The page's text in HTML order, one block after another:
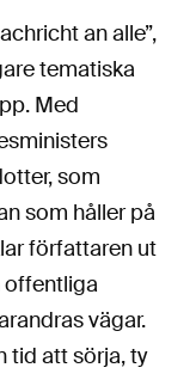
an alle”,
tematiska
Med
som
som håller på
författaren ut
offentliga
vägar.
tid att sörja, ty